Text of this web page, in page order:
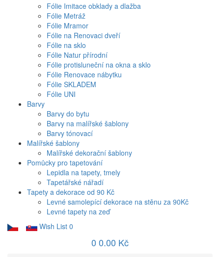
Fólie Imitace obklady a dlažba
Fólie Metráž
Fólie Mramor
Fólie na Renovaci dveří
Fólie na sklo
Fólie Natur přírodní
Fólie protisluneční na okna a sklo
Fólie Renovace nábytku
Fólie SKLADEM
Fólie UNI
Barvy
Barvy do bytu
Barvy na malířské šablony
Barvy tónovací
Malířské šablony
Malířské dekorační šablony
Pomůcky pro tapetování
Lepidla na tapety, tmely
Tapetářské nářadí
Tapety a dekorace od 90 Kč
Levné samolepící dekorace na stěnu za 90Kč
Levné tapety na zeď
Wish List 0
0 0.00 Kč